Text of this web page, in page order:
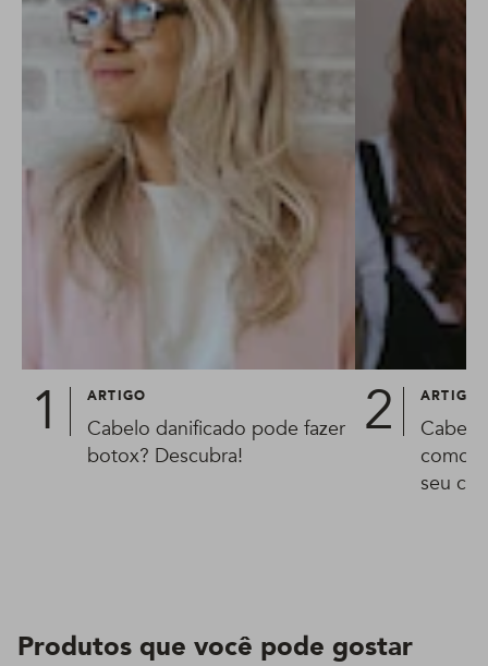
ARTIGO
Cabelo danificado pode fazer
botox? Descubra!
ARTIGO
como
seu
Produtos que você pode gostar